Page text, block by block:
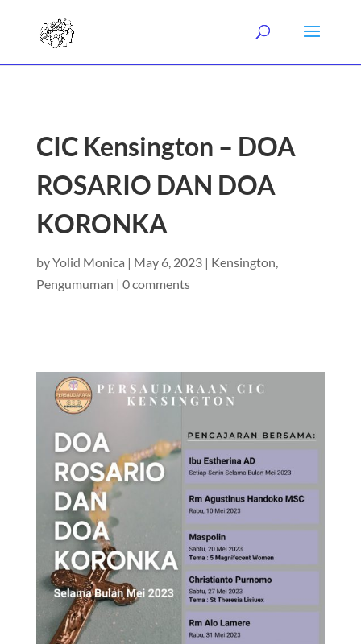
CIC Kensington – DOA
ROSARIO DAN DOA
KORONKA
byYolid Monica | May 6, 2023| Kensington,
Pengumuman | 0 comments